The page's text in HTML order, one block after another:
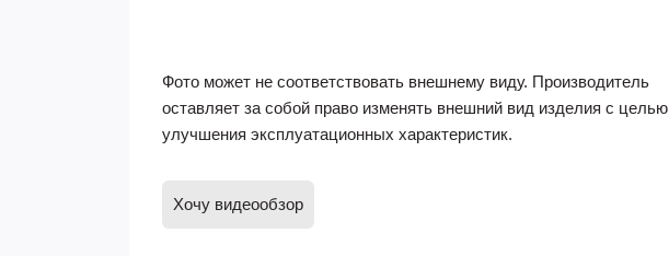
Фото может не соответствовать внешнему виду. Производитель
оставляет за собой право изменять внешний вид изделия с целью
улучшения эксплуатационных характеристик.
Хочу видеообзор